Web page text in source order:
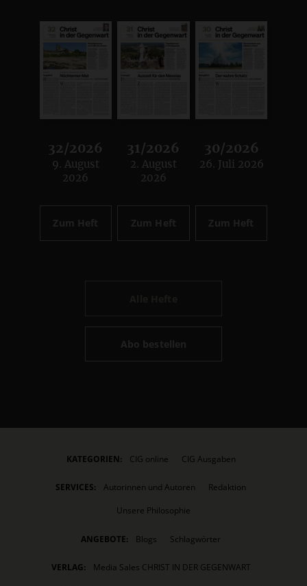
32/2026
:
9. August
2026
Zum Heft
31/2026
:
2. August
2026
Zum Heft
30/2026
:
26. Juli 2026
Zum Heft
Abo bestellen
KATEGORIEN: CIG online CIG Ausgaben
SERVICES: Autorinnen und Autoren
Redaktion
Unsere Philosophie
ANGEBOTE: Blogs Schlagwörter
VERLAG:
Media Sales CHRIST IN DER GEGENWART